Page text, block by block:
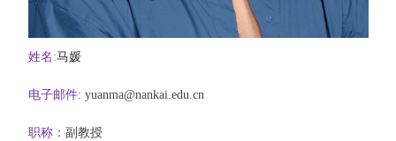
姓名 :马媛
电子邮件: yuanma@nankai.edu.cn
职称： 副教授